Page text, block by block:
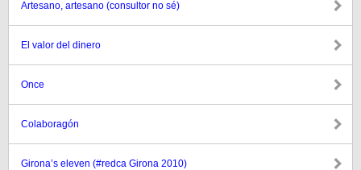
Artesano, artesano (consultor no sé)
El valor del dinero
Once
Colaboragón
Girona’s eleven (#redca Girona 2010)